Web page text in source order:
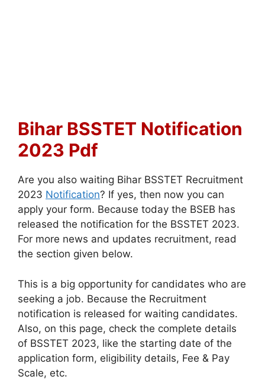
Bihar BSSTET Notification
2023 Pdf
Are you also waiting Bihar BSSTET Recruitment
2023 Notification? If yes, then now you can
apply your form. Because today the BSEB has
released the notification for the BSSTET 2023.
For more news and updates recruitment, read
the section given below.
This is a big opportunity for candidates who are
seeking a job. Because the Recruitment
notification is released for waiting candidates.
Also, on this page, check the complete details
of BSSTET 2023, like the starting date of the
application form, eligibility details, Fee & Pay
Scale, etc.